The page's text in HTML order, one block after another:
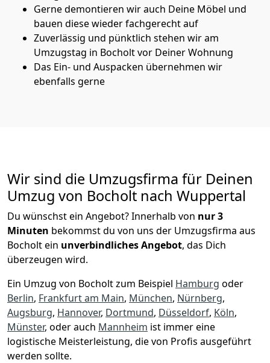
Gerne demontieren wir auch Deine Möbel und
bauen diese wieder fachgerecht auf
Zuverlässig und pünktlich stehen wir am
Umzugstag in Bocholt vor Deiner Wohnung
Das Ein- und Auspacken übernehmen wir
ebenfalls gerne
Wir sind die Umzugsfirma für Deinen
Umzug von Bocholt nach Wuppertal
Du wünschst ein Angebot? Innerhalb von nur 3
Minuten bekommst du von uns der Umzugsfirma aus
Bocholt ein unverbindliches Angebot, das Dich
überzeugen wird.
Ein Umzug von Bocholt zum Beispiel Hamburg oder
Berlin, Frankfurt am Main, München, Nürnberg,
Augsburg, Hannover, Dortmund, Düsseldorf, Köln,
Münster, oder auch Mannheim ist immer eine
logistische Meisterleistung, die von Profis ausgeführt
werden sollte.